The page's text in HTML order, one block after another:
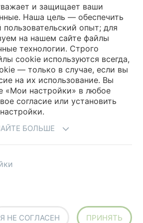
и защищает ваши
Наша цель — обеспечить
опыт; для
на нашем сайте файлы
технологии. Строго
cookie используются всегда,
— только в случае, если вы
на их использование. Вы
«Мои настройки» в любое
согласие или установить
БОЛЬШЕ
Я НЕ СОГЛАСЕН ПРИНЯТЬ